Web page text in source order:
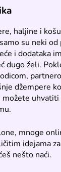
haljine i
su neki
i dodataka
dugo želi.
džempere
mnoge
idejama
nešto naći.